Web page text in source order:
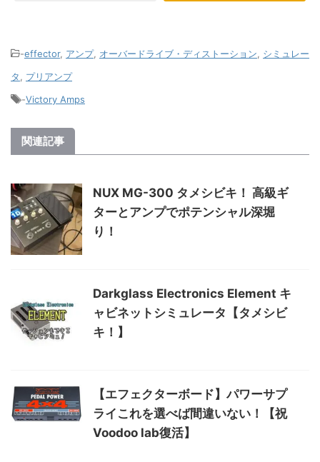
-effector, アンプ, オーバードライブ・ディストーション
シミュレー
タ
プリアンプ
-Victory Amps
関連記事
NUX MG-300 タメシビキ！ 高級ギ
ターとアンプでポテンシャル深堀
り！
Darkglass Electronics Element キ
ャビネットシミュレータ【タメシビ
キ！】
【エフェクターボード】パワーサプ
ライこれを選べば間違いない！【祝
Voodoo lab復活】